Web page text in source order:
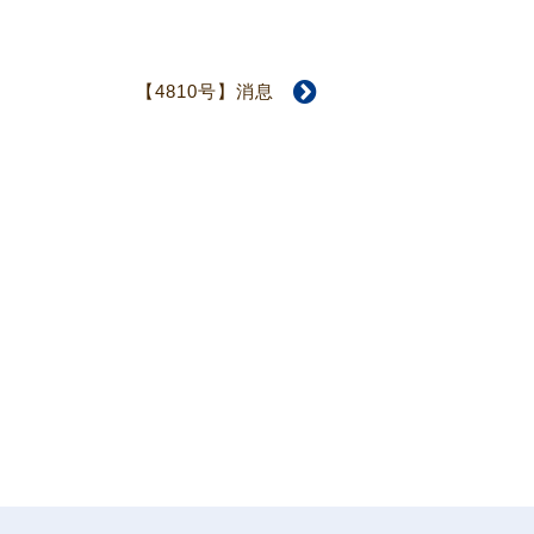
【4810号】消息